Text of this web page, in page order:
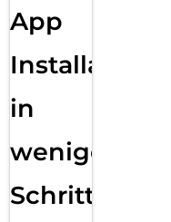
App
Installation
in
wenigen
Schritten